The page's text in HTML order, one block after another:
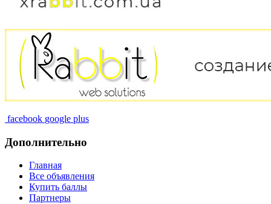
facebook google plus
Дополнительно
Главная
Все объявления
Купить баллы
Партнеры